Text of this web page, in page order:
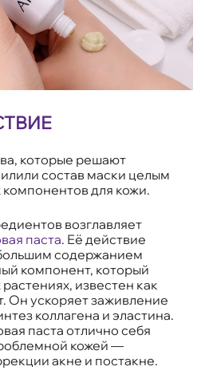
которые решают
состав маски целым
для кожи.
возглавляет
паста. Её действие
содержанием
компонент, который
известен как
Он ускоряет заживление
коллагена и эластина.
паста отлично себя
кожей —
акне и постакне.